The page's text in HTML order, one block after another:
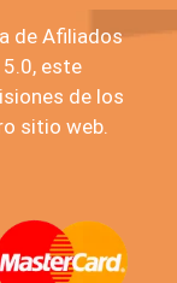
de Afiliados
este
de los
sitio web.